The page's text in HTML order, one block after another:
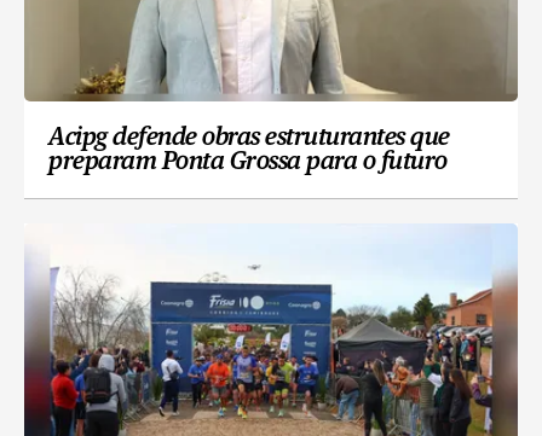
Acipg defende obras estruturantes que
preparam Ponta Grossa para o futuro